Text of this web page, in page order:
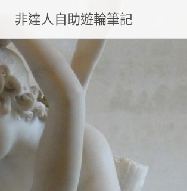
content
非達人自助遊輪筆記